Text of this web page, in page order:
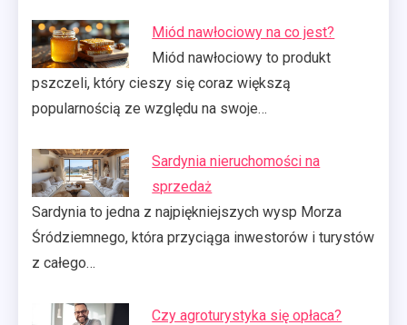
Miód nawłociowy na co jest?
Miód nawłociowy to produkt
pszczeli, który cieszy się coraz większą
popularnością ze względu na swoje…
Sardynia nieruchomości na
sprzedaż
Sardynia to jedna z najpiękniejszych wysp Morza
Śródziemnego, która przyciąga inwestorów i turystów
z całego…
Czy agroturystyka się opłaca?